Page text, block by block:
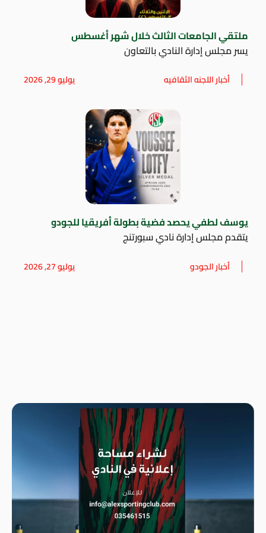
ملتقي الجامعات الثالث خلال شهر أغسطس
يسر مجلس إدارة النادي بالتعاون
أخبار اللجنه الثقافيه يوليو 29, 2026
يوسف لطفي يحصد فضية بطولة أفريقيا للجودو
يتقدم مجلس إدارة نادي سبورتنج
أخبار الجودو يوليو 27, 2026